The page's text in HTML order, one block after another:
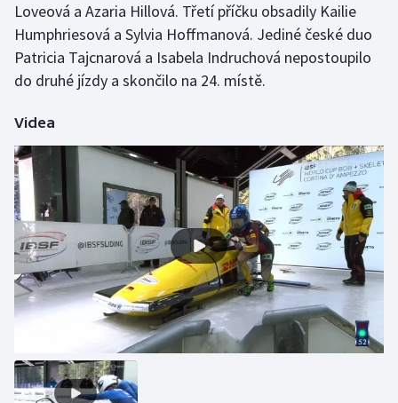
Krasobruslení
Lyže a snowboard
Moderní pětiboj
Motorsport
Olympijské hry
Plavání
Loveová a Azaria Hillová. Třetí příčku obsadily Kailie
Humphriesová a Sylvia Hoffmanová. Jediné české duo
Patricia Tajcnarová a Isabela Indruchová nepostoupilo
do druhé jízdy a skončilo na 24. místě.
Videa